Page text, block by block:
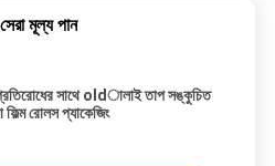
মূল্য পান
সাথে oldালাই তাপ সঙ্কুচিত
রোলস প্যাকেজিং